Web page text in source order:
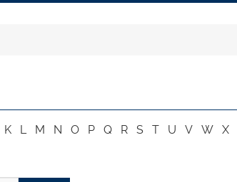
K L M N O P Q R S T U V W X